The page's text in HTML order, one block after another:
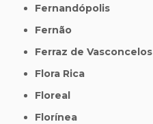
Fernandópolis
Fernão
Ferraz de Vasconcelos
Flora Rica
Floreal
Florínea